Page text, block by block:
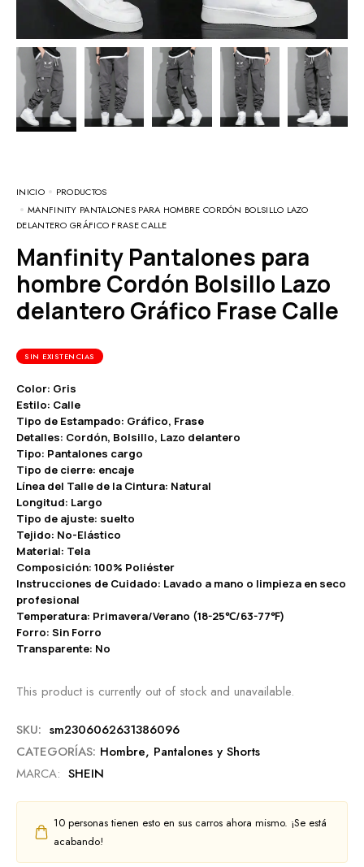
INICIO
PRODUCTOS
MANFINITY PANTALONES PARA HOMBRE CORDÓN BOLSILLO LAZO
DELANTERO GRÁFICO FRASE CALLE
Manfinity Pantalones para
hombre Cordón Bolsillo Lazo
delantero Gráfico Frase Calle
SIN EXISTENCIAS
Color: Gris
Estilo: Calle
Tipo de Estampado: Gráfico, Frase
Detalles: Cordón, Bolsillo, Lazo delantero
Tipo: Pantalones cargo
Tipo de cierre: encaje
Línea del Talle de la Cintura: Natural
Longitud: Largo
Tipo de ajuste: suelto
Tejido: No-Elástico
Material: Tela
Composición: 100% Poliéster
Instrucciones de Cuidado: Lavado a mano o limpieza en seco
profesional
Temperatura: Primavera/Verano (18-25℃/63-77℉)
Forro: Sin Forro
Transparente: No
This product is currently out of stock and unavailable.
SKU: sm2306062631386096
CATEGORÍAS: Hombre, Pantalones y Shorts
MARCA: SHEIN
10 personas tienen esto en sus carros ahora mismo. ¡Se está
acabando!